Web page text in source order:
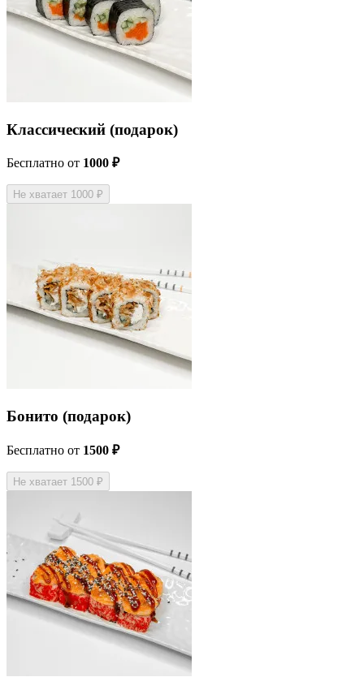
Классический (подарок)
Бесплатно от 1000 ₽
Не хватает 1000 ₽
Бонито (подарок)
Бесплатно от 1500 ₽
Не хватает 1500 ₽